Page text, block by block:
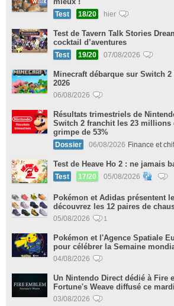
Test 18/20 hier
Test de Tavern Talk Stories
cocktail d’aventures
Test 19/20 07/08/2026
Minecraft débarque sur Switch
2026
06/08/2026
Résultats trimestriels de
Switch 2 franchit les 23 millions
grimpe de 53%
Dossier 06/08/2026 Finance et
Test de Heave Ho 2 : ne jamais
Test 17/20 05/08/2026
Pokémon et Adidas présentent
découvrez les 12 paires de
05/08/2026 1
Pokémon et l'Agence Spatiale
pour célébrer la Semaine
04/08/2026
Un Nintendo Direct dédié à Fire
Fortune's Weave diffusé ce mardi
03/08/2026